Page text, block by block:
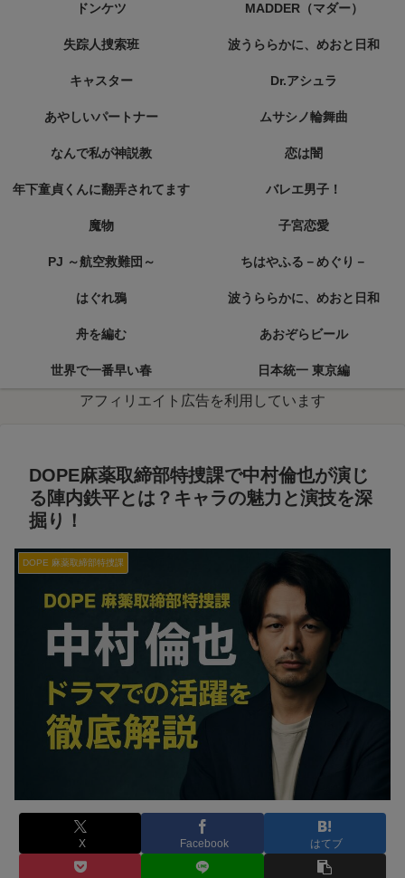
ドンケツ MADDER（マダー）
失踪人捜索班 波うららかに、めおと日和
キャスター Dr.アシュラ
あやしいパートナー ムサシノ輪舞曲
なんで私が神説教 恋は闇
年下童貞くんに翻弄されてます バレエ男子！
魔物 子宮恋愛
PJ ～航空救難団～ ちはやふる－めぐり－
はぐれ鴉 波うららかに、めおと日和
舟を編む あおぞらビール
世界で一番早い春 日本統一 東京編
アフィリエイト広告を利用しています
DOPE麻薬取締部特捜課で中村倫也が演じ
る陣内鉄平とは？キャラの魅力と演技を深
掘り！
DOPE 麻薬取締部特捜課
X Facebook はてブ